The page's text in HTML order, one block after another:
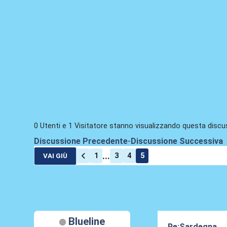
0 Utenti e 1 Visitatore stanno visualizzando questa
Discussione Precedente- Discussione Successiva
VAI GIÙ 1 ... 3 4 5
Blueline